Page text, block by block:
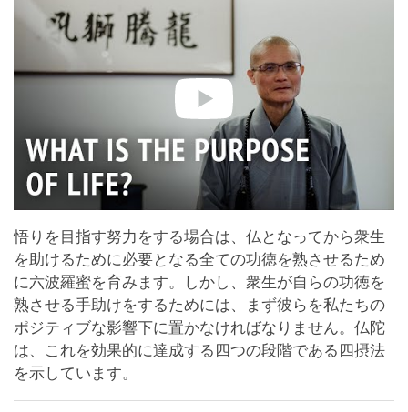
悟りを目指す努力をする場合は、仏となってから衆生
を助けるために必要となる全ての功徳を熟させるため
に六波羅蜜を育みます。しかし、衆生が自らの功徳を
熟させる手助けをするためには、まず彼らを私たちの
ポジティブな影響下に置かなければなりません。仏陀
は、これを効果的に達成する四つの段階である四摂法
を示しています。